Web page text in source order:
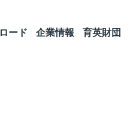
ード 企業情報 育英財団